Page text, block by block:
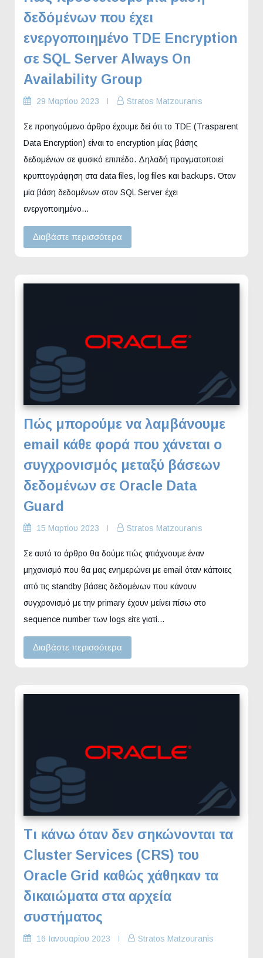
δεδόμένων που έχει
ενεργοποιημένο TDE Encryption
σε SQL Server Always On
Availability Group
29 Μαρτίου 2023 Stratos Matzouranis
Σε προηγούμενο άρθρο έχουμε δεί ότι το TDE (Trasparent
Data Encryption) είναι το encryption μίας βάσης
δεδομένων σε φυσικό επιπέδο. Δηλαδή πραγματοποιεί
κρυπτογράφηση στα data files, log files και backups. Όταν
μία βάση δεδομένων στον SQL Server έχει
ενεργοποιημένο…
Διαβάστε περισσότερα
Πώς μπορούμε να λαμβάνουμε
email κάθε φορά που χάνεται ο
συγχρονισμός μεταξύ βάσεων
δεδομένων σε Oracle Data
Guard
15 Μαρτίου 2023 Stratos Matzouranis
Σε αυτό το άρθρο θα δούμε πώς φτιάχνουμε έναν
μηχανισμό που θα μας ενημερώνει με email όταν κάποιες
από τις standby βάσεις δεδομένων που κάνουν
συγχρονισμό με την primary έχουν μείνει πίσω στο
sequence number των logs είτε γιατί…
Διαβάστε περισσότερα
Τι κάνω όταν δεν σηκώνονται τα
Cluster Services (CRS) του
Oracle Grid καθώς χάθηκαν τα
δικαιώματα στα αρχεία
συστήματος
16 Ιανουαρίου 2023 Stratos Matzouranis